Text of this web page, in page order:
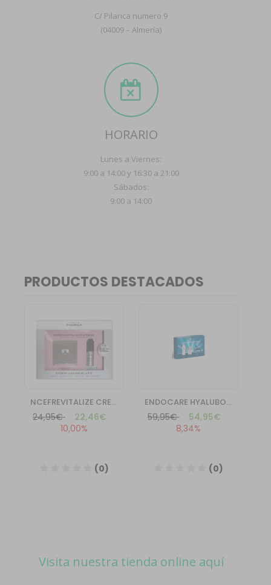
C/ Pilarica numero 9
(04009 – Almería)
HORARIO
Lunes a Viernes:
9:00 a 14:00 y 16:30 a 21:00
Sábados:
9:00 a 14:00
Visita nuestra tienda online aquí